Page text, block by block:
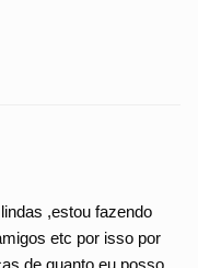
,estou fazendo
etc por isso por
de quanto eu posso